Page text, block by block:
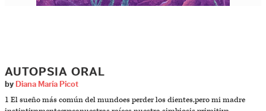
AUTOPSIA ORAL
by Diana María Picot
1 El sueño más común del mundoes perder los dientes,pero mi madre